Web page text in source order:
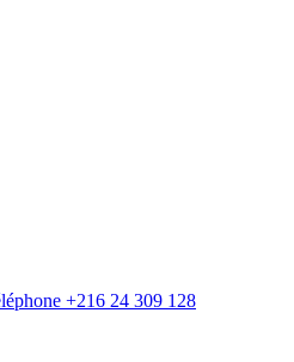
+216 24 309 128